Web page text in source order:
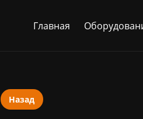
Главная
Назад